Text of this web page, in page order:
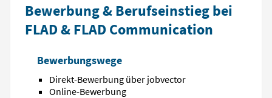
Bewerbung & Berufseinstieg bei
FLAD & FLAD Communication
Bewerbungswege
Direkt-Bewerbung über jobvector
Online-Bewerbung